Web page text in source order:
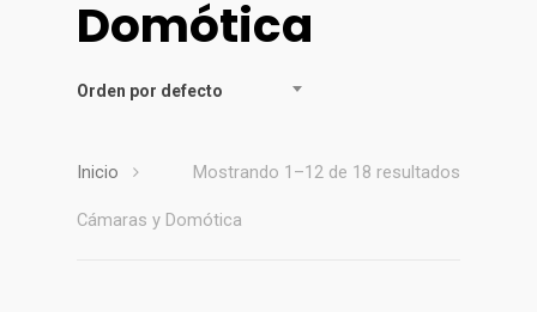
Domótica
Orden por defecto
Mostrando 1–12 de 18 resultados
Inicio
Cámaras y Domótica